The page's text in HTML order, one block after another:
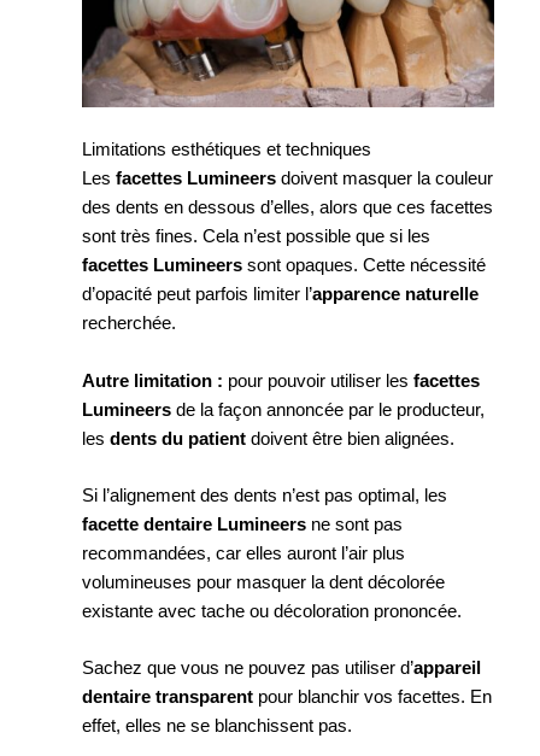
Limitations esthétiques et techniques
Les facettes Lumineersdoivent masquer la couleur
des dents en dessous d’elles, alors que ces facettes
sont très fines. Cela n’est possible que si les
facettes Lumineerssont opaques. Cette nécessité
d’opacité peut parfois limiter l’apparence naturelle
recherchée.
Autre limitation : pour pouvoir utiliser les facettes
Lumineersde la façon annoncée par le producteur,
les dents du patientdoivent être bien alignées.
Si l’alignement des dents n’est pas optimal, les
facette dentaire Lumineersne sont pas
recommandées, car elles auront l’air plus
volumineuses pour masquer la dent décolorée
existante avec tache ou décoloration prononcée.
Sachez que vous ne pouvez pas utiliser d’appareil
dentaire transparentpour blanchir vos facettes. En
effet, elles ne se blanchissent pas.